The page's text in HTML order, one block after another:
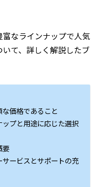
なラインナップで人気
て、詳しく解説したブ
価格であること
プと用途に応じた選択
要
ービスとサポートの充